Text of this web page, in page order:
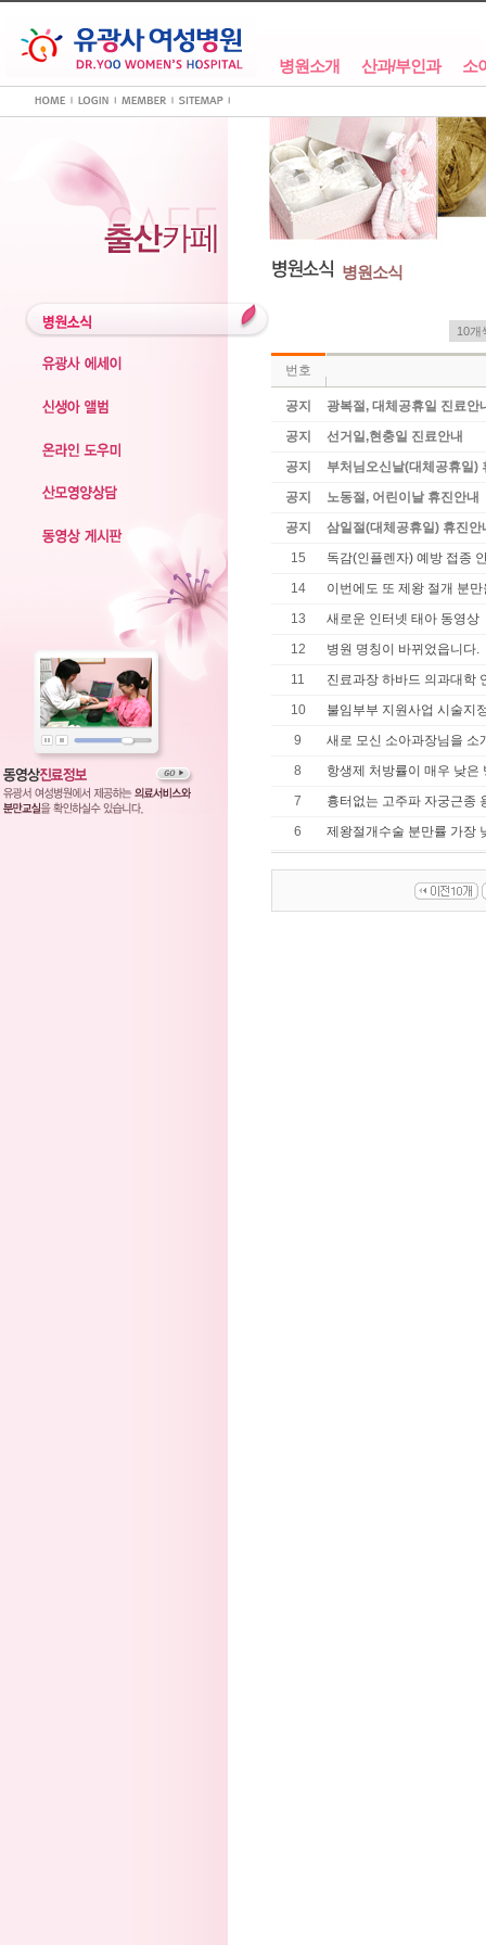
병원소개 산과/부인과 소
병원소식
번호
공지
광복절, 대체공휴일 진료안
공지
선거일,현충일 진료안내
공지
부처님오신날(대체공휴일)
공지
노동절, 어린이날 휴진안내
공지
삼일절(대체공휴일) 휴진안
15
독감(인플렌자) 예방 접종
14
이번에도 또 제왕 절개 분
13
새로운 인터넷 태아 동영상
12
병원 명칭이 바뀌었읍니다.
11
진료과장 하바드 의과대학
10
불임부부 지원사업 시술지
9
새로 모신 소아과장님을 소
8
항생제 처방률이 매우 낮은
7
흉터없는 고주파 자궁근종
6
제왕절개수술 분만률 가장